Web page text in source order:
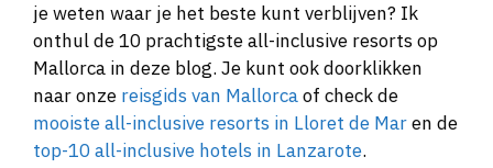
je weten waar je het beste kunt verblijven? Ik
onthul de 10 prachtigste all-inclusive resorts op
Mallorca in deze blog. Je kunt ook doorklikken
naar onze reisgids van Mallorcaof check de
mooiste all-inclusive resorts in Lloret de Maren de
top-10 all-inclusive hotels in Lanzarote.